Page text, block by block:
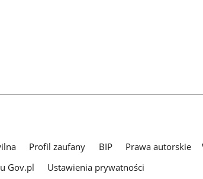
Profil zaufany BIP Prawa autorskie
Gov.pl
Ustawienia prywatności